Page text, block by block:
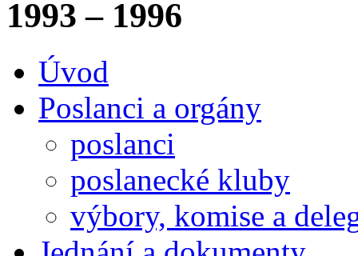
1993 – 1996
Úvod
Poslanci a orgány
poslanci
poslanecké kluby
výbory, komise a